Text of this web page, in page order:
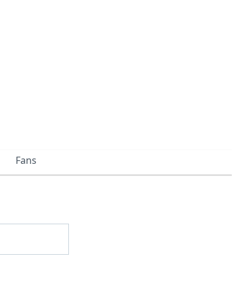
Fans